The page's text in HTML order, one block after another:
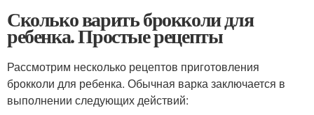
Сколько варить брокколи для
ребенка. Простые рецепты
Рассмотрим несколько рецептов приготовления
брокколи для ребенка. Обычная варка заключается в
выполнении следующих действий: